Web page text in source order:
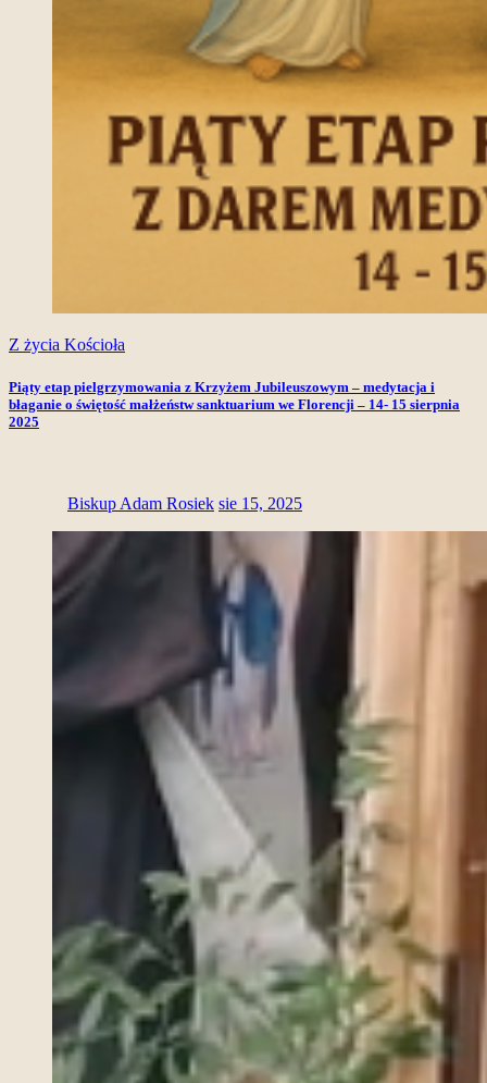
Z życia Kościoła
Piąty etap pielgrzymowania z Krzyżem Jubileuszowym – medytacja i
błaganie o świętość małżeństw sanktuarium we Florencji – 14- 15 sierpnia
2025
Biskup Adam Rosiek sie 15, 2025